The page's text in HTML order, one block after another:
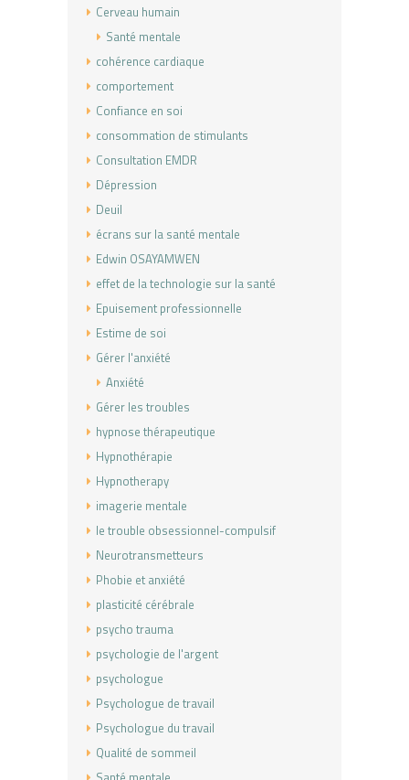
Cerveau humain
Santé mentale
cohérence cardiaque
comportement
Confiance en soi
consommation de stimulants
Consultation EMDR
Dépression
Deuil
écrans sur la santé mentale
Edwin OSAYAMWEN
effet de la technologie sur la santé
Epuisement professionnelle
Estime de soi
Gérer l'anxiété
Anxiété
Gérer les troubles
hypnose thérapeutique
Hypnothérapie
Hypnotherapy
imagerie mentale
le trouble obsessionnel-compulsif
Neurotransmetteurs
Phobie et anxiété
plasticité cérébrale
psycho trauma
psychologie de l'argent
psychologue
Psychologue de travail
Psychologue du travail
Qualité de sommeil